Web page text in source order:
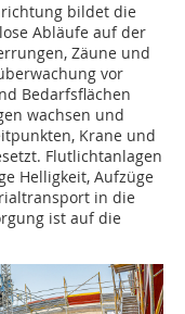
bildet die
Abläufe auf der
Zäune und
vor
Bedarfsflächen
wachsen und
Krane und
Flutlichtanlagen
Helligkeit, Aufzüge
in die
ist auf die